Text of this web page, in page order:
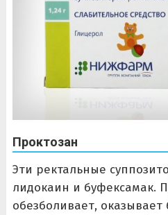
Проктозан
Эти ректальные
лидокаин и буфексамак.
обезболивает,